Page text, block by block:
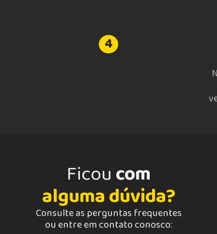
4
Ficoucom
alguma dúvida?
Consulte as perguntas frequentes
ou entre em contato conosco: